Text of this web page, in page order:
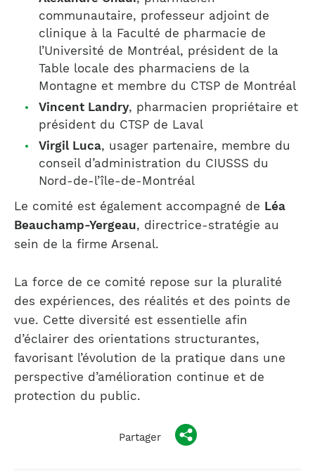
communautaire, professeur adjoint de
clinique à la Faculté de pharmacie de
l’Université de Montréal, président de la
Table locale des pharmaciens de la
Montagne et membre du CTSP de Montréal
Vincent Landry, pharmacien propriétaire et
président du CTSP de Laval
Virgil Luca, usager partenaire, membre du
conseil d’administration du CIUSSS du
Nord-de-l’île-de-Montréal
Le comité est également accompagné de Léa
Beauchamp-Yergeau, directrice-stratégie au
sein de la firme Arsenal.
La force de ce comité repose sur la pluralité
des expériences, des réalités et des points de
vue. Cette diversité est essentielle afin
d’éclairer des orientations structurantes,
favorisant l’évolution de la pratique dans une
perspective d’amélioration continue et de
protection du public.
Partager